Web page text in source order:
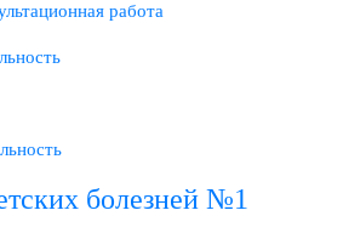
работа
болезней №1